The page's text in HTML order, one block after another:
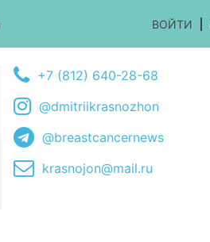
ВОЙТИ
+7 (812) 640-28-68
@dmitriikrasnozhon
@breastcancernews
krasnojon@mail.ru